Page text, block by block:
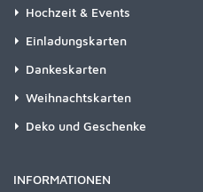
Hochzeit & Events
Einladungskarten
Dankeskarten
Weihnachtskarten
Deko und Geschenke
INFORMATIONEN